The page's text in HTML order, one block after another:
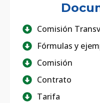
Comisión
Fórmulas y
Comisión
Contrato
Tarifa